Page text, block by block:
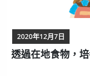
透過在地食物，
2020年12月7日